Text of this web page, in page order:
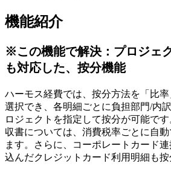
機能紹介
※この機能で解決：プロジェ
も対応した、按分機能
ハーモス経費では、按分方法を「比
選択でき、各明細ごとに負担部門/内
ロジェクトを指定して按分が可能で
収書については、消費税率ごとに自
ます。さらに、コーポレートカード
込んだクレジットカード利用明細も按